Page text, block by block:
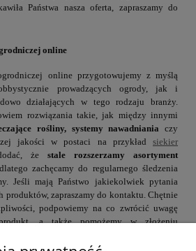
Państwa nasza oferta, zapraszamy do
online
online przygotowujemy z myślą
prowadzących ogrody, jak i
działających w tego rodzaju branży.
rozwiązania takie, jak między innymi
rośliny, systemy nawadniania czy
jakości w postaci na przykład siekier
że stale rozszerzamy asortyment
zachęcamy do regularnego śledzenia
Jeśli mają Państwo jakiekolwiek pytania
produktów, zapraszamy do kontaktu. Chętnie
podpowiemy na co zwrócić uwagę
a także pomożemy w złożeniu